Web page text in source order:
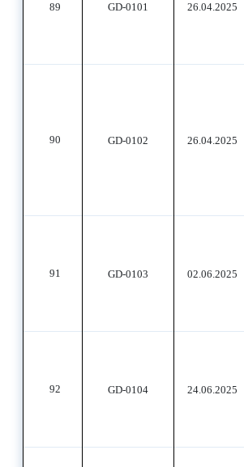
89 GD-0101 26.04.2025
90 GD-0102 26.04.2025
91 GD-0103 02.06.2025
92 GD-0104 24.06.2025